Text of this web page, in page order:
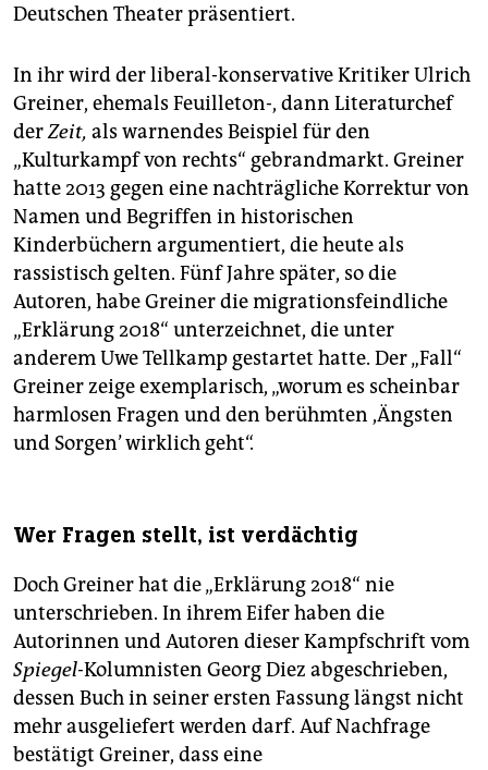
Deutschen Theater präsentiert.
In ihr wird der liberal-konservative Kritiker Ulrich
Greiner, ehemals Feuilleton-, dann Literaturchef
derZeit, als warnendes Beispiel für den
„Kulturkampf von rechts“ gebrandmarkt. Greiner
hatte 2013 gegen eine nachträgliche Korrektur von
Namen und Begriffen in historischen
Kinderbüchern argumentiert, die heute als
rassistisch gelten. Fünf Jahre später, so die
Autoren, habe Greiner die migrationsfeindliche
„Erklärung 2018“ unterzeichnet, die unter
anderem Uwe Tellkamp gestartet hatte. Der „Fall“
Greiner zeige exemplarisch, „worum es scheinbar
harmlosen Fragen und den berühmten ,Ängsten
und Sorgen’ wirklich geht“.
Wer Fragen stellt, ist verdächtig
Doch Greiner hat die „Erklärung 2018“ nie
unterschrieben. In ihrem Eifer haben die
Autorinnen und Autoren dieser Kampfschrift vom
Spiegel-Kolumnisten Georg Diez abgeschrieben,
dessen Buch in seiner ersten Fassung längst nicht
mehr ausgeliefert werden darf. Auf Nachfrage
bestätigt Greiner, dass eine